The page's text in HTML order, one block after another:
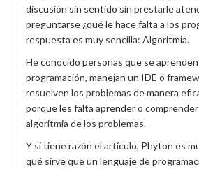
discusión sin sentido sin prestarle
preguntarse ¿qué le hace falta a los
respuesta es muy sencilla: Algoritmia.
He conocido personas que se
programación, manejan un IDE o
resuelven los problemas de manera
porque les falta aprender o comprender
algoritmia de los problemas.
Y si tiene razón el artículo, Phyton es
qué sirve que un lenguaje de